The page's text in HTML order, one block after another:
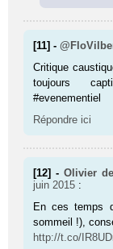
[11] -
Critique
toujours
#evenementiel
Répondre ici
[12] -Olivier
juin 2015 :
En ces temps
sommeil !),
http://t.co/